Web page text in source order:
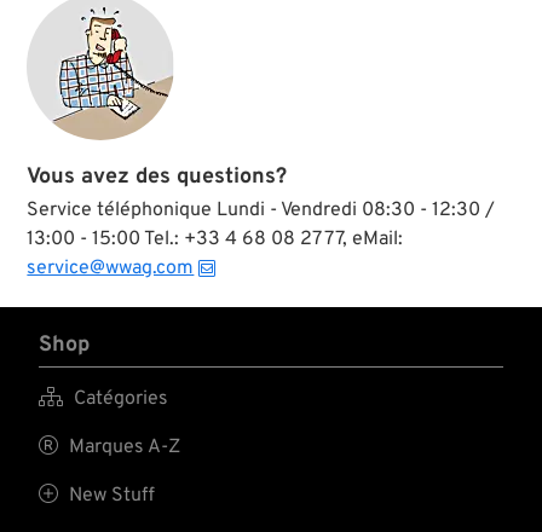
Vous avez des questions?
Service téléphonique Lundi - Vendredi 08:30 - 12:30 /
13:00 - 15:00 Tel.: +33 4 68 08 27 77, eMail:
service@wwag.com
Shop
 Catégories
 Marques A-Z
 New Stuff